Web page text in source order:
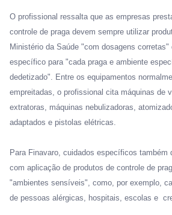
O profissional ressalta que as empresas
controle de praga devem sempre utilizar
Ministério da Saúde "com dosagens
específico para "cada praga e ambiente
dedetizado". Entre os equipamentos
empreitadas, o profissional cita máquinas de
extratoras, máquinas nebulizadoras,
adaptados e pistolas elétricas.
Para Finavaro, cuidados específicos também
com aplicação de produtos de controle de
"ambientes sensíveis", como, por exemplo,
de pessoas alérgicas, hospitais, escolas e